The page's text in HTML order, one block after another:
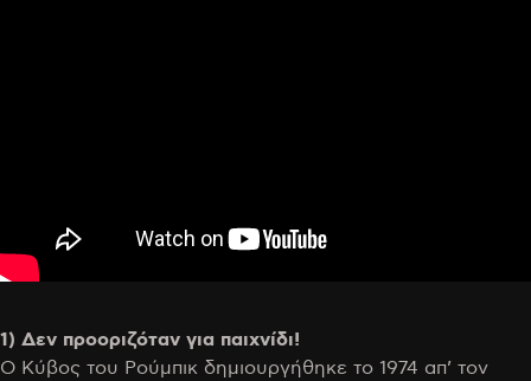
1) Δεν προοριζόταν για παιχνίδι!
Ο Κύβος του Ρούμπικ δημιουργήθηκε το 1974 απ’ τον